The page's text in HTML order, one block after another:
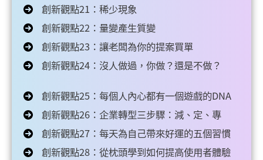
創新觀點21：稀少現象
創新觀點22：量變產生質變
創新觀點23：讓老闆為你的提案買單
創新觀點24：沒人做過，你做？還是不做？
創新觀點25：每個人內心都有一個遊戲的DNA
創新觀點26：企業轉型三步驟：減、定、專
創新觀點27：每天為自己帶來好運的五個習慣
創新觀點28：從枕頭學到如何提高使用者體驗